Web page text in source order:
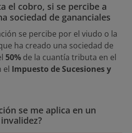
el cobro, si se percibe a
sociedad de gananciales
se percibe por el viudo o la
ha creado una sociedad de
50% de la cuantía tributa en el
el Impuesto de Sucesiones y
se me aplica en un